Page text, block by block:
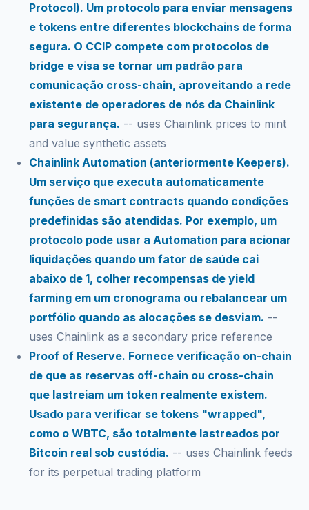
Protocol). Um protocolo para enviar mensagens
e tokens entre diferentes blockchains de forma
segura. O CCIP compete com protocolos de
bridge e visa se tornar um padrão para
comunicação cross-chain, aproveitando a rede
existente de operadores de nós da Chainlink
para segurança. -- uses Chainlink prices to mint
and value synthetic assets
Chainlink Automation (anteriormente Keepers).
Um serviço que executa automaticamente
funções de smart contracts quando condições
predefinidas são atendidas. Por exemplo, um
protocolo pode usar a Automation para acionar
liquidações quando um fator de saúde cai
abaixo de 1, colher recompensas de yield
farming em um cronograma ou rebalancear um
portfólio quando as alocações se desviam. --
uses Chainlink as a secondary price reference
Proof of Reserve. Fornece verificação on-chain
de que as reservas off-chain ou cross-chain
que lastreiam um token realmente existem.
Usado para verificar se tokens "wrapped",
como o WBTC, são totalmente lastreados por
Bitcoin real sob custódia. -- uses Chainlink feeds
for its perpetual trading platform